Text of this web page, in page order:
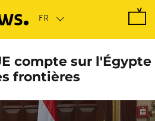
compte sur l'Égypte
frontières